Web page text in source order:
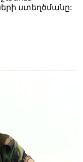
ստեղծմանը: